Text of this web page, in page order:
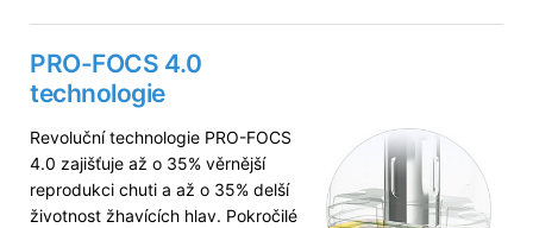
PRO-FOCS 4.0
technologie
Revoluční technologie PRO-FOCS
4.0 zajišťuje až o 35% věrnější
reprodukci chuti a až o 35% delší
životnost žhavících hlav. Pokročilé